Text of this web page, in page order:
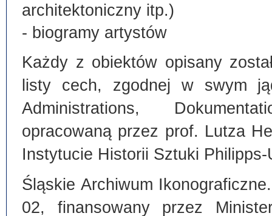
architektoniczny itp.)
- biogramy artystów
Każdy z obiektów opisany
listy cech, zgodnej w swym
Administrations,
opracowaną przez prof. Lutza
Instytucie Historii Sztuki
Śląskie Archiwum
02, finansowany przez